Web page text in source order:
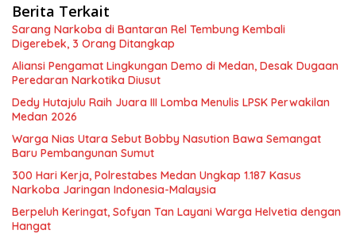
Berita Terkait
Sarang Narkoba di Bantaran Rel Tembung Kembali
Digerebek, 3 Orang Ditangkap
Aliansi Pengamat Lingkungan Demo di Medan, Desak Dugaan
Peredaran Narkotika Diusut
Dedy Hutajulu Raih Juara III Lomba Menulis LPSK Perwakilan
Medan 2026
Warga Nias Utara Sebut Bobby Nasution Bawa Semangat
Baru Pembangunan Sumut
300 Hari Kerja, Polrestabes Medan Ungkap 1.187 Kasus
Narkoba Jaringan Indonesia-Malaysia
Berpeluh Keringat, Sofyan Tan Layani Warga Helvetia dengan
Hangat